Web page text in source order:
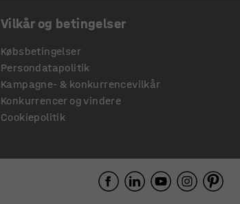
Vilkår og betingelser
Købsbetingelser
Persondatapolitik
Kampagne- & konkurrencevilkår
Konkurrencer og vindere
Cookiepolitik